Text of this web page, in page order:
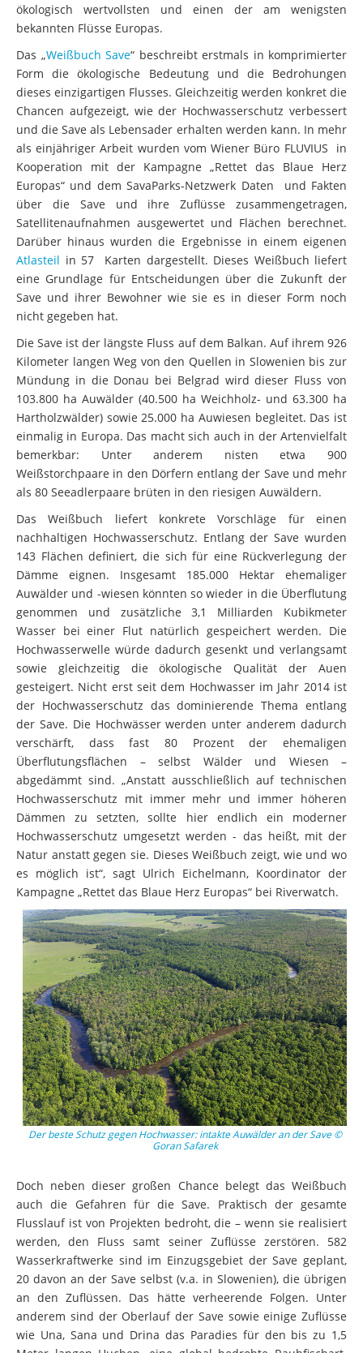
ökologisch wertvollsten und einen der am wenigsten
bekannten Flüsse Europas.
Das „Weißbuch Save“ beschreibt erstmals in komprimierter
Form die ökologische Bedeutung und die Bedrohungen
dieses einzigartigen Flusses. Gleichzeitig werden konkret die
Chancen aufgezeigt, wie der Hochwasserschutz verbessert
und die Save als Lebensader erhalten werden kann. In mehr
als einjähriger Arbeit wurden vom Wiener Büro FLUVIUS in
Kooperation mit der Kampagne „Rettet das Blaue Herz
Europas“ und dem SavaParks-Netzwerk Daten und Fakten
über die Save und ihre Zuflüsse zusammengetragen,
Satellitenaufnahmen ausgewertet und Flächen berechnet.
Darüber hinaus wurden die Ergebnisse in einem eigenen
Atlasteil in 57 Karten dargestellt. Dieses Weißbuch liefert
eine Grundlage für Entscheidungen über die Zukunft der
Save und ihrer Bewohner wie sie es in dieser Form noch
nicht gegeben hat.
Die Save ist der längste Fluss auf dem Balkan. Auf ihrem 926
Kilometer langen Weg von den Quellen in Slowenien bis zur
Mündung in die Donau bei Belgrad wird dieser Fluss von
103.800 ha Auwälder (40.500 ha Weichholz- und 63.300 ha
Hartholzwälder) sowie 25.000 ha Auwiesen begleitet. Das ist
einmalig in Europa. Das macht sich auch in der Artenvielfalt
bemerkbar: Unter anderem nisten etwa 900
Weißstorchpaare in den Dörfern entlang der Save und mehr
als 80 Seeadlerpaare brüten in den riesigen Auwäldern.
Das Weißbuch liefert konkrete Vorschläge für einen
nachhaltigen Hochwasserschutz. Entlang der Save wurden
143 Flächen definiert, die sich für eine Rückverlegung der
Dämme eignen. Insgesamt 185.000 Hektar ehemaliger
Auwälder und -wiesen könnten so wieder in die Überflutung
genommen und zusätzliche 3,1 Milliarden Kubikmeter
Wasser bei einer Flut natürlich gespeichert werden. Die
Hochwasserwelle würde dadurch gesenkt und verlangsamt
sowie gleichzeitig die ökologische Qualität der Auen
gesteigert. Nicht erst seit dem Hochwasser im Jahr 2014 ist
der Hochwasserschutz das dominierende Thema entlang
der Save. Die Hochwässer werden unter anderem dadurch
verschärft, dass fast 80 Prozent der ehemaligen
Überflutungsflächen – selbst Wälder und Wiesen –
abgedämmt sind. „Anstatt ausschließlich auf technischen
Hochwasserschutz mit immer mehr und immer höheren
Dämmen zu setzten, sollte hier endlich ein moderner
Hochwasserschutz umgesetzt werden - das heißt, mit der
Natur anstatt gegen sie. Dieses Weißbuch zeigt, wie und wo
es möglich ist“, sagt Ulrich Eichelmann, Koordinator der
Kampagne „Rettet das Blaue Herz Europas“ bei Riverwatch.
Der beste Schutz gegen Hochwasser: intakte Auwälder an der Save ©
Goran Safarek
Doch neben dieser großen Chance belegt das Weißbuch
auch die Gefahren für die Save. Praktisch der gesamte
Flusslauf ist von Projekten bedroht, die – wenn sie realisiert
werden, den Fluss samt seiner Zuflüsse zerstören. 582
Wasserkraftwerke sind im Einzugsgebiet der Save geplant,
20 davon an der Save selbst (v.a. in Slowenien), die übrigen
an den Zuflüssen. Das hätte verheerende Folgen. Unter
anderem sind der Oberlauf der Save sowie einige Zuflüsse
wie Una, Sana und Drina das Paradies für den bis zu 1,5